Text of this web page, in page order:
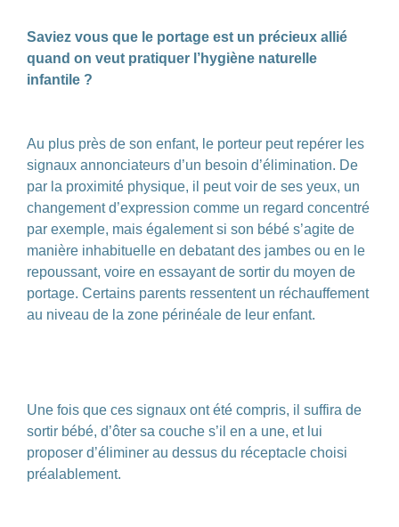
Saviez vous que le portage est un précieux allié
quand on veut pratiquer l’hygiène naturelle
infantile ?
Au plus près de son enfant, le porteur peut repérer les
signaux annonciateurs d’un besoin d’élimination. De
par la proximité physique, il peut voir de ses yeux, un
changement d’expression comme un regard concentré
par exemple, mais également si son bébé s’agite de
manière inhabituelle en debatant des jambes ou en le
repoussant, voire en essayant de sortir du moyen de
portage. Certains parents ressentent un réchauffement
au niveau de la zone périnéale de leur enfant.
Une fois que ces signaux ont été compris, il suffira de
sortir bébé, d’ôter sa couche s’il en a une, et lui
proposer d’éliminer au dessus du réceptacle choisi
préalablement.